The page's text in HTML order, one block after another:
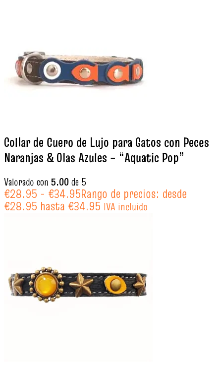
Collar de Cuero de Lujo para Gatos con Peces
Naranjas & Olas Azules – “Aquatic Pop”
Valorado con 5.00de 5
€28.95 - €34.95Rango de precios: desde
€28.95 hasta €34.95 IVA incluido